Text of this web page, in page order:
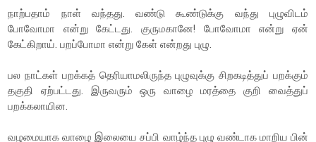
நாற்பதாம் நாள் வந்தது. வண்டு கூண்டுக்கு வந்து புழுவிடம்
போவோமா என்று கேட்டது. குருமகானே! போவோமா என்று ஏன்
கேட்கிறாய். பறப்போமா என்று கேள் என்றது புழு.
பல நாட்கள் பறக்கத் தெரியாமலிருந்த புழுவுக்கு சிறகடித்துப் பறக்கும்
தகுதி ஏற்பட்டது. இருவரும் ஒரு வாழை மரத்தை குறி வைத்துப்
பறக்கலாயின.
வழமையாக வாழை இலையை சப்பி வாழ்ந்த புழு வண்டாக மாறிய பின்